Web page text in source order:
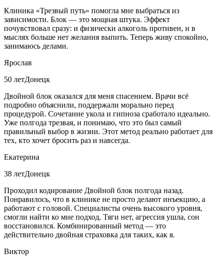
Клиника «Трезвый путь» помогла мне выбраться из
зависимости. Блок — это мощная штука. Эффект
почувствовал сразу: и физически алкоголь противен, и в
мыслях больше нет желания выпить. Теперь живу спокойно,
занимаюсь делами.
Ярослав
50 летДонецк
Двойной блок оказался для меня спасением. Врачи всё
подробно объяснили, поддержали морально перед
процедурой. Сочетание укола и гипноза сработало идеально.
Уже полгода трезвая, и понимаю, что это был самый
правильный выбор в жизни. Этот метод реально работает для
тех, кто хочет бросить раз и навсегда.
Екатерина
38 летДонецк
Проходил кодирование Двойной блок полгода назад.
Понравилось, что в клинике не просто делают инъекцию, а
работают с головой. Специалисты очень высокого уровня,
смогли найти ко мне подход. Тяги нет, агрессия ушла, сон
восстановился. Комбинированный метод — это
действительно двойная страховка для таких, как я.
Виктор